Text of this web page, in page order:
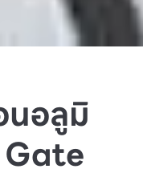
นอลูมิ
Gate